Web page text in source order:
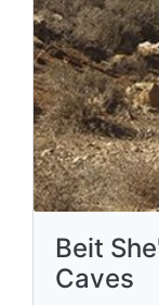
Beit
Caves